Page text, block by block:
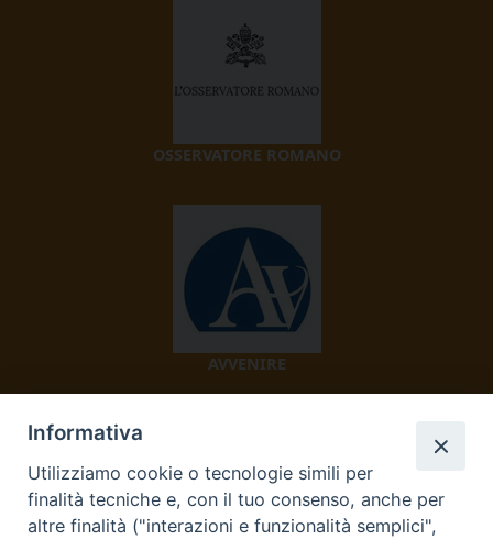
OSSERVATORE ROMANO
AVVENIRE
Informativa
Utilizziamo cookie o tecnologie simili per
finalità tecniche e, con il tuo consenso, anche per
altre finalità ("interazioni e funzionalità semplici",